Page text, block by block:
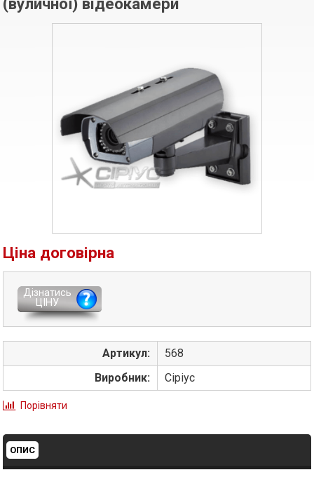
Ціна договірна
Дізнатись
ЦІНУ
Артикул:
568
Виробник:
Сіріус
Порівняти
ОПИС